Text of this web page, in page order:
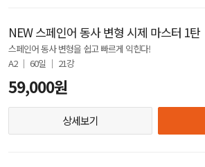
NEW 스페인어 동사 변형 시제 마스터 1탄
스페인어 동사 변형을 쉽고 빠르게 익힌다!
A2 │ 60일 │ 21강
59,000원
상세보기